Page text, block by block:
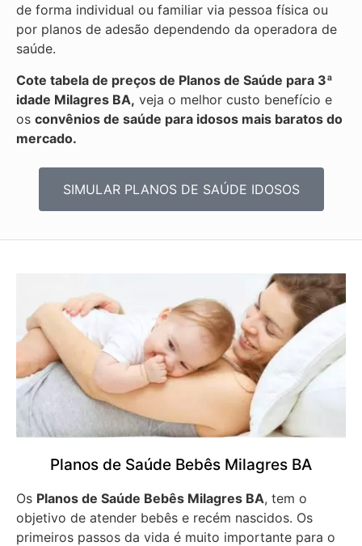
de forma individual ou familiar via pessoa física ou
por planos de adesão dependendo da operadora de
saúde.
Cote tabela de preços de Planos de Saúde para 3ª
idade Milagres BA, veja o melhor custo benefício e
os convênios de saúde para idosos mais baratos do
mercado.
SIMULAR PLANOS DE SAÚDE IDOSOS
Planos de Saúde Bebês Milagres BA
Os Planos de Saúde Bebês Milagres BA, tem o
objetivo de atender bebês e recém nascidos. Os
primeiros passos da vida é muito importante para o